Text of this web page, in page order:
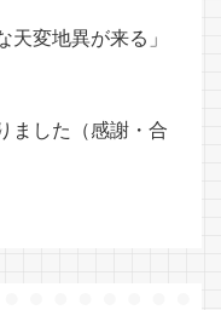
天変地異が来る」
ました（感謝・合